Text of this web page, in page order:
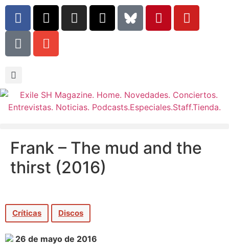
Frank – The mud and the
thirst (2016)
Críticas Discos
26 de mayo de 2016